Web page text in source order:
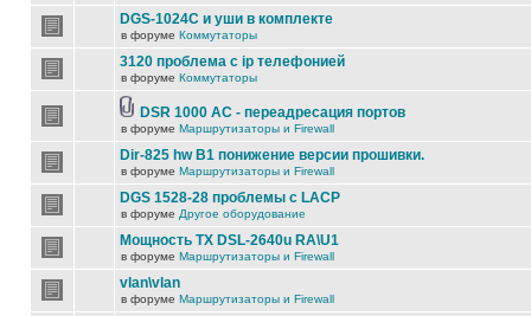
DGS-1024C и уши в комплекте
в форуме Коммутаторы
3120 проблема с ip телефонией
в форуме Коммутаторы
DSR 1000 AC - переадресация портов
в форуме Маршрутизаторы и Firewall
Dir-825 hw B1 понижение версии прошивки.
в форуме Маршрутизаторы и Firewall
DGS 1528-28 проблемы с LACP
в форуме Другое оборудование
Мощность TX DSL-2640u RA\U1
в форуме Маршрутизаторы и Firewall
vlan\vlan
в форуме Маршрутизаторы и Firewall